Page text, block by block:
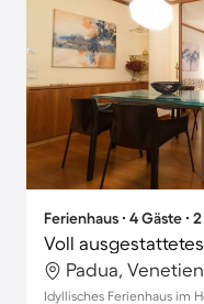
Ferienhaus ∙ 4 Gäste ∙
Padua,
Idyllisches Ferienhaus im